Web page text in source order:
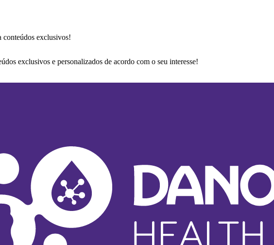
conteúdos exclusivos!
exclusivos e personalizados de acordo com o seu interesse!